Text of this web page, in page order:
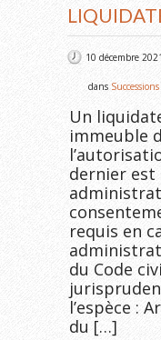
10 décembre 2021
dans Successions
Un
immeuble
dernier est
requis en
du Code
l’espèce :
du […]